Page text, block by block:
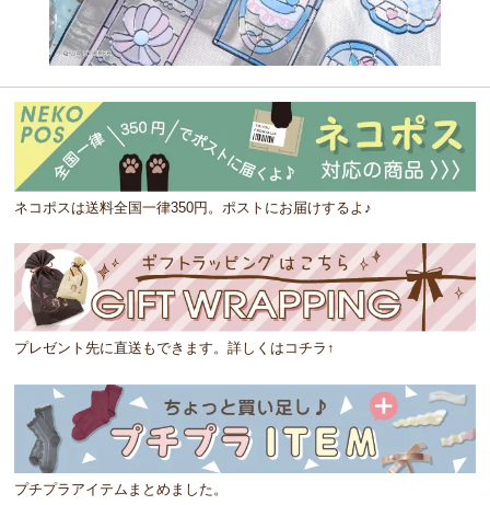
ネコポスは送料全国一律350円。ポストにお届けするよ♪
プレゼント先に直送もできます。詳しくはコチラ↑
プチプラアイテムまとめました。